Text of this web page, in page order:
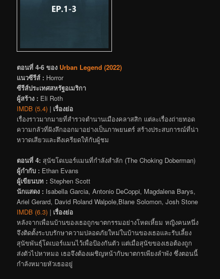
ตอนที่ 4-6 ของ Urban Legend (2022)
แนวซีรีส์ : Horror
ซีรีส์ประเทศสหรัฐอเมริกา
ผู้สร้าง : Eli Roth
IMDB (5.4) | เรื่องย่อ
เรื่องราวมากมายที่สำรวจตำนานเมืองคลาสสิก แต่ละเรื่องถ่ายทอด
ความกลัวที่ฝังลึกออกมาอย่างเป็นภาพยนตร์ สร้างประสบการณ์ที่น่า
หวาดเสียวและตึงเครียดให้กับผู้ชม
ตอนที่ 4: สุนัขโดเบอร์แมนที่กำลังสำลัก (The Choking Doberman)
ผู้กำกับ : Ethan Evans
ผู้เขียนบท : Stephen Scott
นักแสดง : Isabella Garcia, Antonio DeCoppi, Magdalena Barys,
Ariel Gerard, David Roland Walpole,Blane Solomon, Josh Stone
IMDB (6.3) | เรื่องย่อ
หลังจากเพื่อนบ้านของเธอถูกฆาตกรรมอย่างโหดเหี้ยม หญิงคนหนึ่ง
จึงติดตั้งระบบรักษาความปลอดภัยใหม่ในบ้านของเธอและรับเลี้ยง
สุนัขพันธุ์โดเบอร์แมนไว้เพื่อป้องกันตัว แต่เมื่อสุนัขของเธอต้องถูก
ส่งตัวไปหาหมอ เธอจึงต้องเผชิญหน้ากับฆาตกรเพียงลำพัง ซึ่งตอนนี้
กำลังหมายหัวเธออยู่